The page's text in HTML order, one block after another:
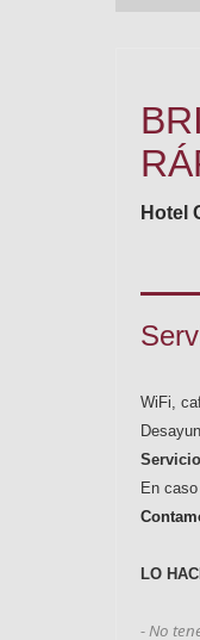
Hotel
WiFi,
En
LO
- No